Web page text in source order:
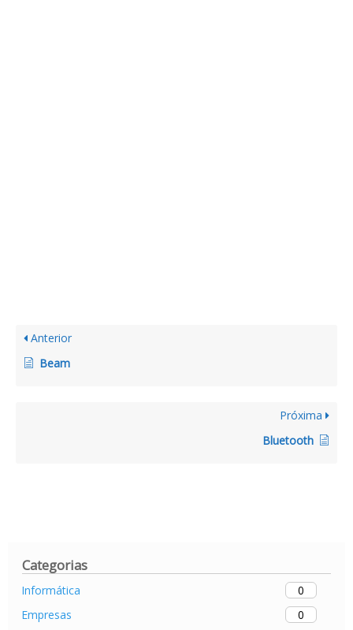
Categorias
Informática
0
Empresas
0
Anterior
Beam
Próxima
Bluetooth